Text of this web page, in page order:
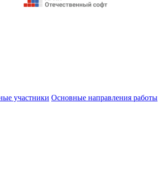
участники Основные направления работы